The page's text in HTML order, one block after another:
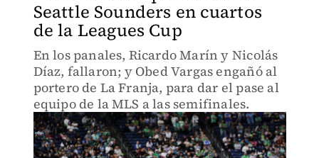
Seattle Sounders en cuartos
de la Leagues Cup
En los panales, Ricardo Marín y Nicolás
Díaz, fallaron; y Obed Vargas engañó al
portero de La Franja, para dar el pase al
equipo de la MLS a las semifinales.